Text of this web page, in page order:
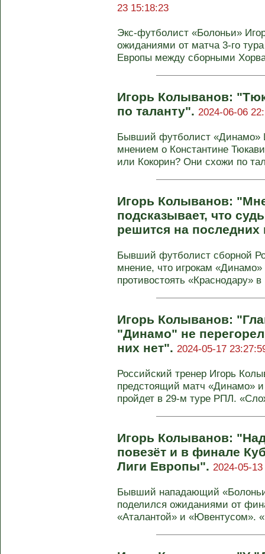
23 15:18:23
Экс-футболист «Болоньи»
ожиданиями от матча 3-го
Европы между сборными
Игорь Колыванов:
по таланту". 2024-06-06
Бывший футболист «Динамо»
мнением о Константине
или Кокорин? Они схожи по
Игорь Колыванов:
подсказывает, что
решится на
Бывший футболист сборной
мнение, что игрокам
противостоять «Краснодару»
Игорь Колыванов:
"Динамо" не
них нет". 2024-05-17
Российский тренер Игорь
предстоящий матч «Динамо»
пройдет в 29-м туре РПЛ.
Игорь Колыванов:
повезёт и в финале
Лиги Европы". 2024-05-
Бывший нападающий
поделился ожиданиями от
«Аталантой» и «Ювентусом».